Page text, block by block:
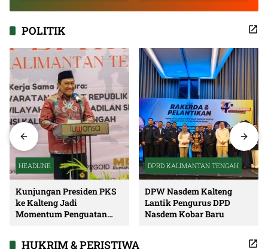
POLITIK
HEADLINE
Kunjungan Presiden PKS
ke Kalteng Jadi
Momentum Penguatan
DPRD KALIMANTAN TENGAH
DPW Nasdem Kalteng
Lantik Pengurus DPD
Nasdem Kobar Baru
HUKRIM & PERISTIWA